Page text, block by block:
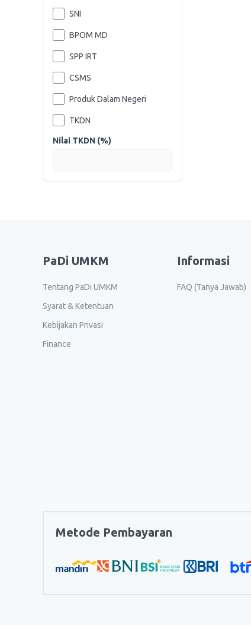
SNI
BPOM MD
SPP IRT
CSMS
Produk Dalam Negeri
TKDN
Nilai TKDN (%)
PaDi UMKM
Tentang PaDi UMKM
Syarat & Ketentuan
Kebijakan Privasi
Finance
Informasi
FAQ (Tanya Jawab)
Metode Pembayaran